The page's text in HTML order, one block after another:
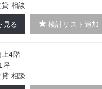
貸 相談
見る 検討リスト追加
上4階
坪
貸 相談